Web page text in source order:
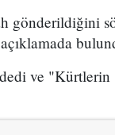
gönderildiğini
ve "Kürtlerin